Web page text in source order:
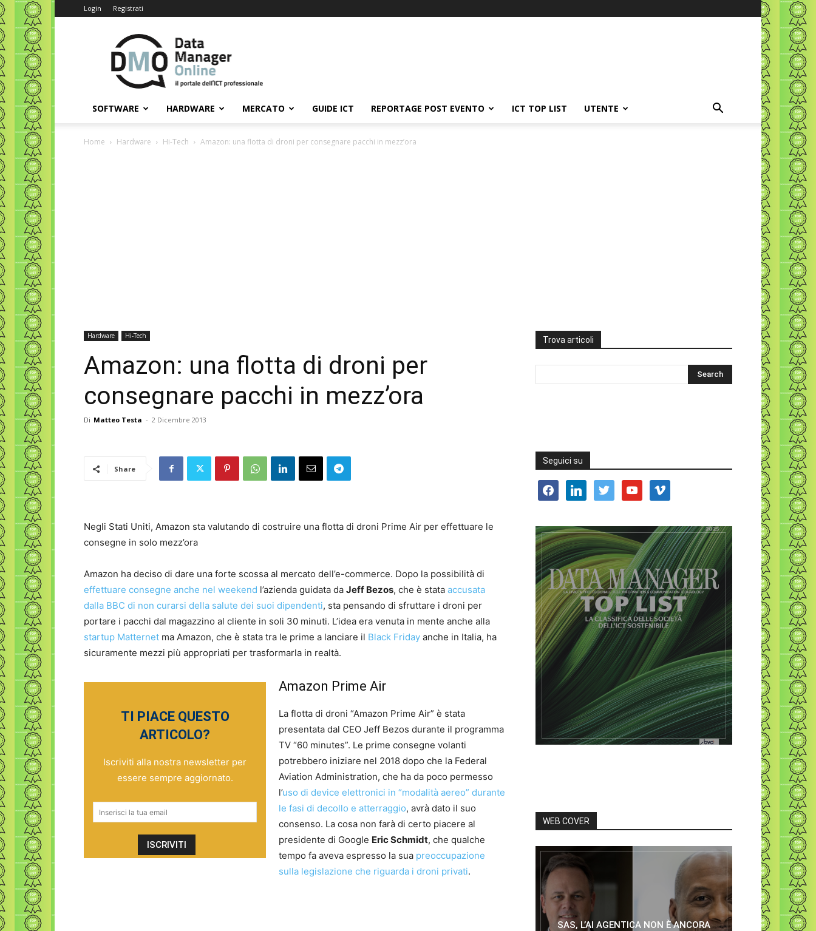
Login Registrati
Data
Manager
Online
SOFTWARE HARDWARE MERCATO GUIDE ICT REPORTAGE POST EVENTO ICT TOP LIST UTENTE
Home Hardware Hi-Tech Amazon: una flotta di droni per consegnare pacchi in mezz’ora
Hardware Hi-Tech
Amazon: una flotta di droni per
consegnare pacchi in mezz’ora
Di Matteo Testa - 2 Dicembre 2013
Share
Negli Stati Uniti, Amazon sta valutando di costruire una flotta di droni Prime Air per effettuare le
consegne in solo mezz’ora
Amazon ha deciso di dare una forte scossa al mercato dell’e-commerce. Dopo la possibilità di
effettuare consegne anche nel weekend l’azienda guidata da Jeff Bezos, che è stata accusata
dalla BBC di non curarsi della salute dei suoi dipendenti, sta pensando di sfruttare i droni per
portare i pacchi dal magazzino al cliente in soli 30 minuti. L’idea era venuta in mente anche alla
startup Matternet ma Amazon, che è stata tra le prime a lanciare il Black Friday anche in Italia, ha
sicuramente mezzi più appropriati per trasformarla in realtà.
TI PIACE QUESTO
ARTICOLO?
Iscriviti alla nostra newsletter per
essere sempre aggiornato.
Amazon Prime Air
La flotta di droni “Amazon Prime Air” è stata
presentata dal CEO Jeff Bezos durante il programma
TV “60 minutes”. Le prime consegne volanti
potrebbero iniziare nel 2018 dopo che la Federal
Aviation Administration, che ha da poco permesso
l’uso di device elettronici in “modalità aereo” durante
le fasi di decollo e atterraggio, avrà dato il suo
consenso. La cosa non farà di certo piacere al
presidente di Google Eric Schmidt, che qualche
tempo fa aveva espresso la sua preoccupazione
sulla legislazione che riguarda i droni privati.
Trova articoli
Seguici su
facebooklinkedin twitter youtube vimeo
WEB COVER
SAS, L’AI AGENTICA NON È ANCORA